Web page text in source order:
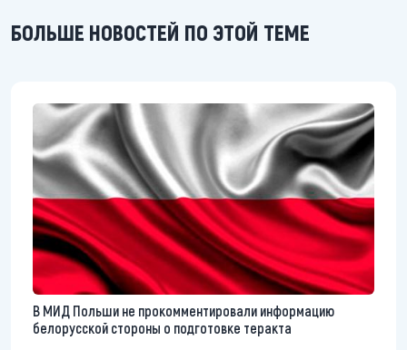
БОЛЬШЕ НОВОСТЕЙ ПО ЭТОЙ ТЕМЕ
В МИД Польши не прокомментировали информацию
белорусской стороны о подготовке теракта